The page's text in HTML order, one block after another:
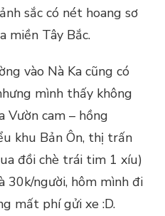
sắc có nét hoang sơ
miền Tây Bắc.
vào Nà Ka cũng có
mình thấy không
Vườn cam – hồng
khu Bản Ôn, thị trấn
đồi chè trái tim 1 xíu)
30k/người, hôm mình đi
mất phí gửi xe :D.